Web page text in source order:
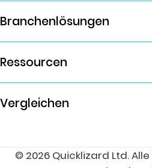
Branchenlösungen
Ressourcen
Vergleichen
© 2026 Quicklizard Ltd.